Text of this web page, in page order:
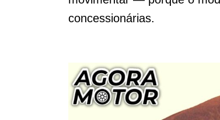
concessionárias.